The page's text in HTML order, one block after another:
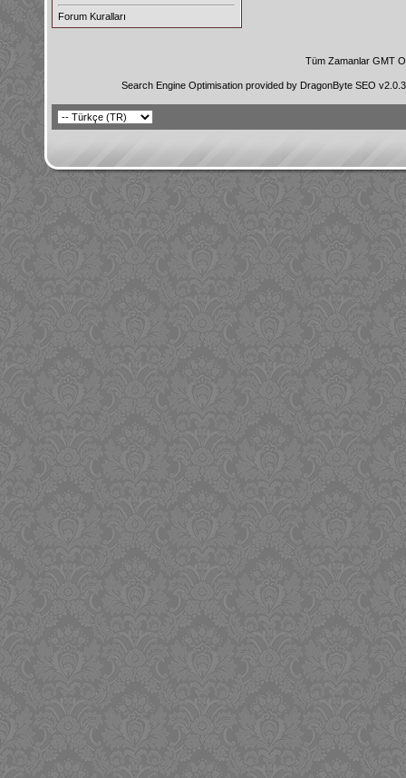
Forum Kuralları
Tüm Zamanlar GMT
Search Engine Optimisation provided by DragonByte SEO